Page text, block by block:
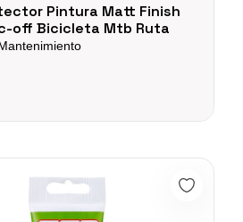
Pintura Matt Finish
off Bicicleta Mtb Ruta
Tf2 125l Weldtite Con Teflon Bicicleta